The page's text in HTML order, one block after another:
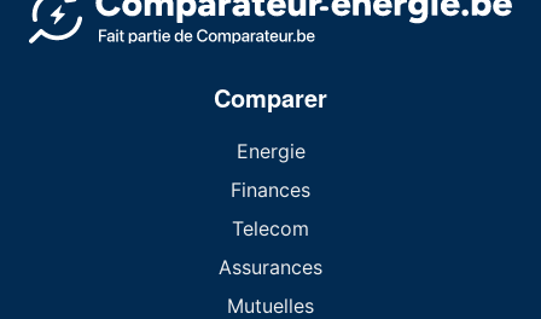
Comparer
Energie
Finances
Telecom
Assurances
Mutuelles